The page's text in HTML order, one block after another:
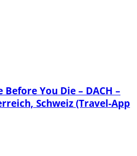
Before You Die – DACH –
Schweiz (Travel-App